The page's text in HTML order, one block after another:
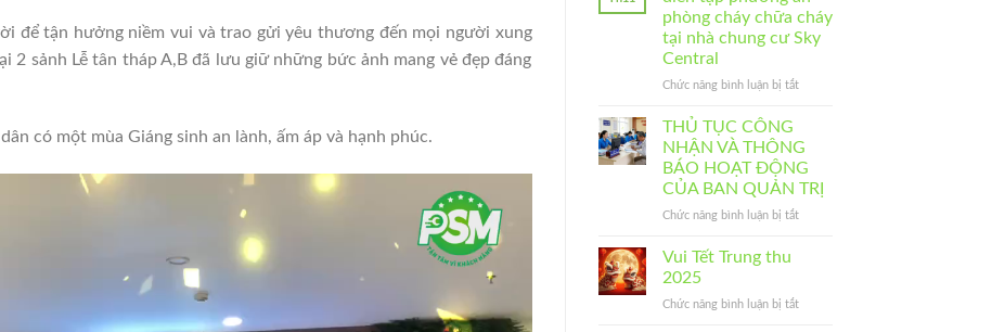
để tận hưởng niềm vui và trao gửi yêu thương đến mọi người xung
2 sảnh Lễ tân tháp A,B đã lưu giữ những bức ảnh mang vẻ đẹp đáng
có một mùa Giáng sinh an lành, ấm áp và hạnh phúc.
NIÊN
2025
CỤM
CƯ
CHUNG
CƯ
183
phòng cháy chữa cháy
tại nhà chung cư Sky
Central
Chức năng bình luận bị tắtở
nghiệp
và
diễn
tập
chữa
THỦ TỤC CÔNG
NHẬN VÀ THÔNG
BÁO HOẠT ĐỘNG
CỦA BAN QUẢN TRỊ
Chức năng bình luận bị tắtở
VÀ
Vui Tết Trung thu
2025
Chức năng bình luận bị tắtở